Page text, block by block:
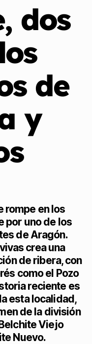
dos
de
y
rompe en los
por uno de los
de Aragón.
crea una
de ribera, con
como el Pozo
reciente es
esta localidad,
de la división
Viejo
Nuevo.